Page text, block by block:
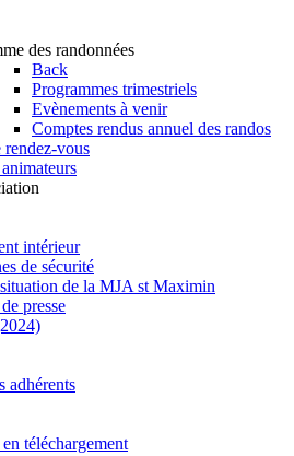
des randonnées
Back
Programmes trimestriels
Evènements à venir
Comptes rendus annuel des randos
rendez-vous
intérieur
de sécurité
de la MJA st Maximin
presse
adhérents
téléchargement